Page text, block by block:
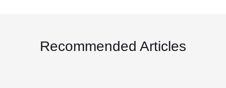
Recommended Articles